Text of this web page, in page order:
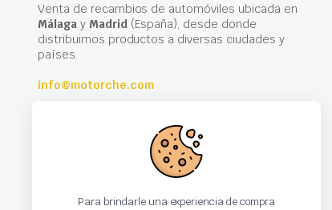
Venta de recambios de automóviles ubicada en
Málagay Madrid(España), desde donde
distribuimos productos a diversas ciudades y
países.
info@motorche.com
Para brindarle una experiencia de compra